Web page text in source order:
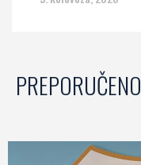
PREPORUČENO